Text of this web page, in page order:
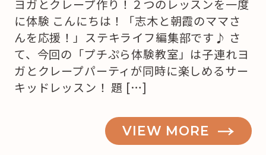
ヨガとクレープ作り！２つのレッスンを一度
に体験 こんにちは！「志木と朝霞のママさ
んを応援！」ステキライフ編集部です♪ さ
て、今回の「プチぷら体験教室」は子連れヨ
ガとクレープパーティが同時に楽しめるサー
キッドレッスン！ 題 […]
VIEW MORE